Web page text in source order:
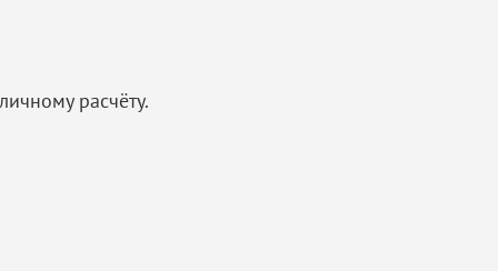
расчёту.